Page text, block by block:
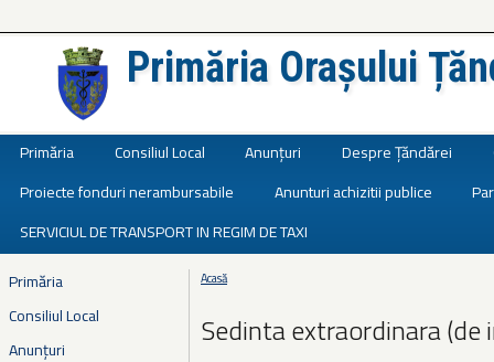
Primăria Orașului
Primăria Consiliul Local Anunțuri Despre Țăndărei
Proiecte fonduri nerambursabile
Anunturi achizitii publice
SERVICIUL DE TRANSPORT IN REGIM DE TAXI
Primăria
Consiliul Local
Anunțuri
Eşti aici
Acasă
Sedinta extraordinara (de